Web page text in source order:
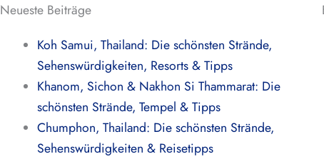
Neueste Beiträge
Koh Samui, Thailand: Die schönsten Strände,
Sehenswürdigkeiten, Resorts & Tipps
Khanom, Sichon & Nakhon Si Thammarat: Die
schönsten Strände, Tempel & Tipps
Chumphon, Thailand: Die schönsten Strände,
Sehenswürdigkeiten & Reisetipps